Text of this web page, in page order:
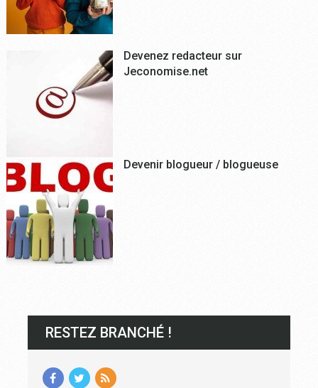
Devenez redacteur sur
Jeconomise.net
Devenir blogueur / blogueuse
RESTEZ BRANCHÉ !